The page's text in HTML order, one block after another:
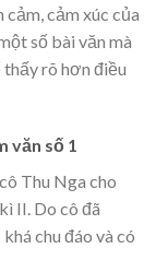
cảm xúc của
số bài văn mà
rõ hơn điều
văn số 1
Thu Nga cho
II. Do cô đã
chu đáo và có